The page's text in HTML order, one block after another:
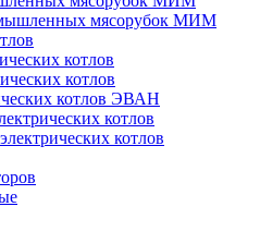
мясорубок МИМ
котлов
котлов
котлов ЭВАН
котлов
котлов